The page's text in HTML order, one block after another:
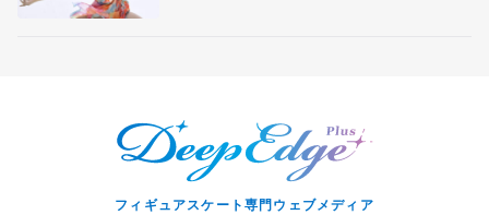
フィギュアスケート専門ウェブメディア